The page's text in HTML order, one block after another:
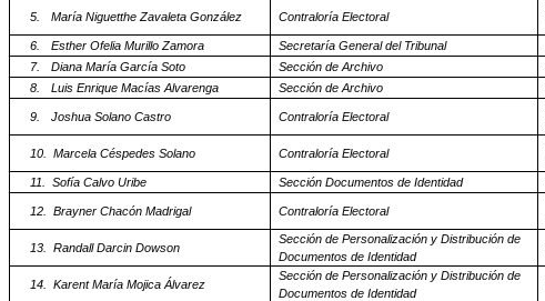
5. María Niguetthe Zavaleta González Contraloría Electoral
6.
Esther Ofelia Murillo Zamora Secretaría General del Tribunal
7.
Diana María García Soto Sección de Archivo
8.
Luis Enrique Macías Alvarenga Sección de Archivo
9. Joshua Solano Castro Contraloría Electoral
10. Marcela Céspedes Solano Contraloría Electoral
11.
Sofía Calvo Uribe Sección Documentos de Identidad
12. Brayner Chacón Madrigal Contraloría Electoral
13. Randall Darcin Dowson
Sección de Personalización y Distribución de
Documentos de Identidad
14. Karent María Mojica Álvarez
Sección de Personalización y Distribución de
Documentos de Identidad